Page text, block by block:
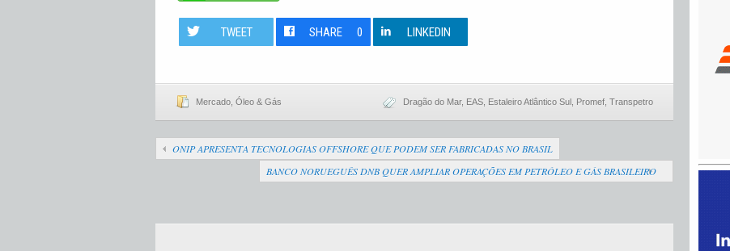
TWEET SHARE 0 LINKEDIN
Mercado Óleo & Gás Dragão do Mar, EAS Estaleiro Atlântico Sul Promef Transpetro
ONIP APRESENTA TECNOLOGIAS OFFSHORE QUE PODEM SER FABRICADAS NO BRASIL
BANCO NORUEGUÊS DNB QUER AMPLIAR OPERAÇÕES EM PETRÓLEO E GÁS BRASILEIRO